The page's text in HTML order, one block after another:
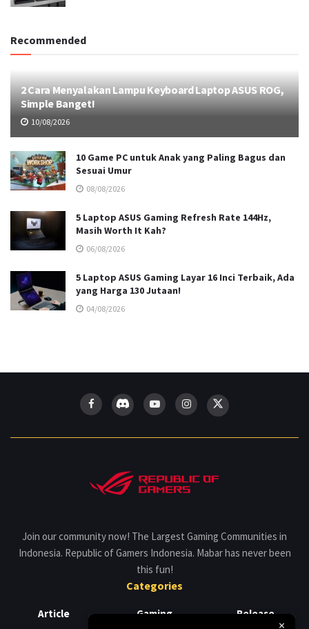
Recommended
2 Cara Menyalakan Lampu Keyboard Laptop ASUS ROG,
Simple Banget!
10/08/2026
10 Game PC untuk Anak yang Paling Bagus dan
Sesuai Umur
08/08/2026
5 Laptop ASUS Gaming Refresh Rate 144Hz,
Masih Worth It Kah?
06/08/2026
5 Laptop ASUS Gaming Layar 16 Inci Terbaik, Ada
yang Harga 130 Jutaan!
04/08/2026
Join our community now! The Largest Gaming Communities in
Indonesia. Republic of Gamers Indonesia. Mabar has never been
this fun!
Categories
Article
Gaming
Release
×